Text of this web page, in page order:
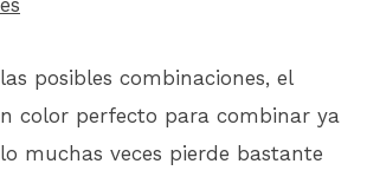
posibles combinaciones, el
color perfecto para combinar ya
muchas veces pierde bastante